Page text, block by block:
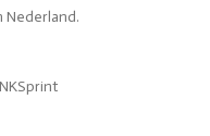
Nederland.